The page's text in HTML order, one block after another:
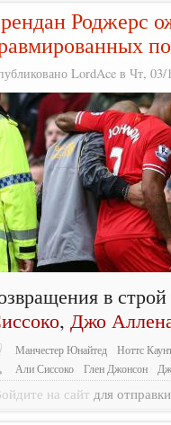
Роджерс
LordAce в Чт, 03/
в
, Джо
Манчестер Юнайтед
Ноттс
Али Сиссоко
Глен Джонсон
на сайт для